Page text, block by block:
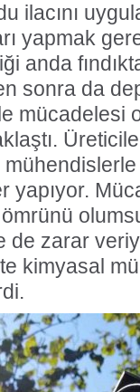
ilacını
yapmak
anda
sonra da
mücadelesi
de zarar
kimyasal